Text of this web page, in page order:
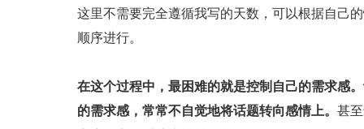
这里不需要完全遵循我写的天数，可以根据自己
顺序进行。
在这个过程中，最困难的就是控制自己的需求感
的需求感，常常不自觉地将话题转向感情上。 甚